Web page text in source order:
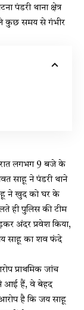
पंडरी थाना क्षेत्र
कुछ समय से गंभीर
रात लगभग 9 बजे के
साहू ने पंडरी थाने
ने खुद को घर के
ही पुलिस की टीम
अंदर प्रवेश किया,
साहू का शव फंदे
प्राथमिक जांच
आई हैं, वे बेहद
है कि जय साहू